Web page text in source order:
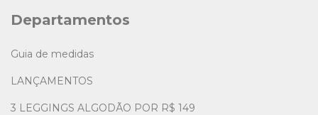
Departamentos
Guia de medidas
LANÇAMENTOS
3 LEGGINGS ALGODÃO POR R$ 149